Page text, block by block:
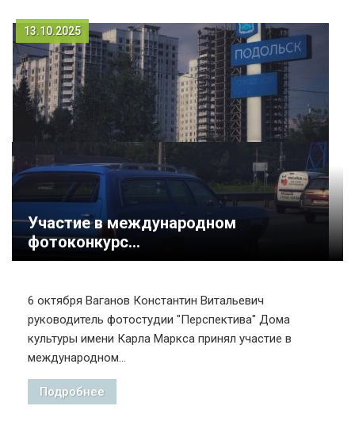
13.10.2025
Участие в международном
фотоконкурс...
6 октября Ваганов Константин Витальевич
руководитель фотостудии "Перспектива" Дома
культуры имени Карла Маркса принял участие в
международном...
Подробнее